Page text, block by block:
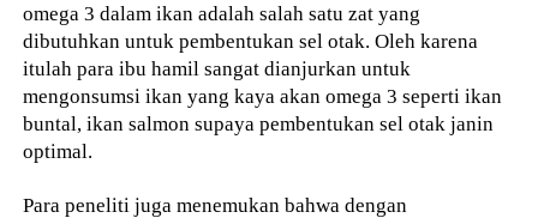
omega 3 dalam ikan adalah salah satu zat yang
dibutuhkan untuk pembentukan sel otak. Oleh karena
itulah para ibu hamil sangat dianjurkan untuk
mengonsumsi ikan yang kaya akan omega 3 seperti ikan
buntal, ikan salmon supaya pembentukan sel otak janin
optimal.
Para peneliti juga menemukan bahwa dengan